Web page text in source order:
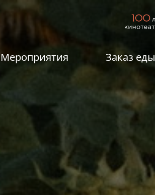
Мероприятия Заказ еды